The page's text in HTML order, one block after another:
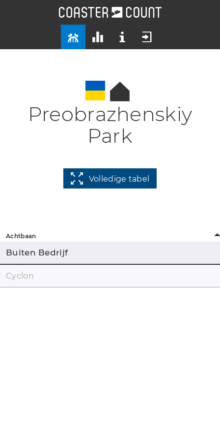
Preobrazhenskiy
Park
Volledige tabel
Achtbaan
Buiten Bedrijf
Cyclon